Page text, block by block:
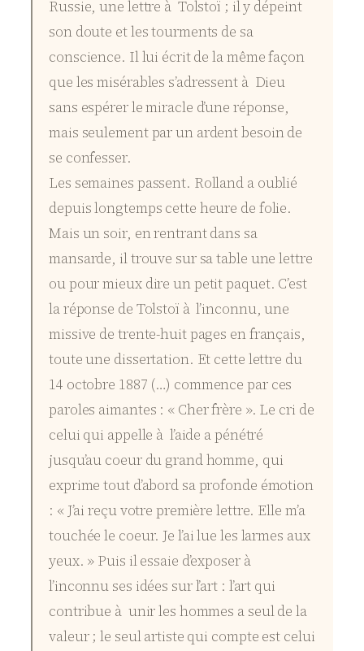
Russie, une lettre à Tolstoï ; il y dépeint
son doute et les tourments de sa
conscience. Il lui écrit de la même façon
que les misérables s’adressent à Dieu
sans espérer le miracle d’une réponse,
mais seulement par un ardent besoin de
se confesser.
Les semaines passent. Rolland a oublié
depuis longtemps cette heure de folie.
Mais un soir, en rentrant dans sa
mansarde, il trouve sur sa table une lettre
ou pour mieux dire un petit paquet. C’est
la réponse de Tolstoï à l’inconnu, une
missive de trente-huit pages en français,
toute une dissertation. Et cette lettre du
14 octobre 1887 (…) commence par ces
paroles aimantes : « Cher frère ». Le cri de
celui qui appelle à l’aide a pénétré
jusqu’au coeur du grand homme, qui
exprime tout d’abord sa profonde émotion
: « J’ai reçu votre première lettre. Elle m’a
touchée le coeur. Je l’ai lue les larmes aux
yeux. » Puis il essaie d’exposer à
l’inconnu ses idées sur l’art : l’art qui
contribue à unir les hommes a seul de la
valeur ; le seul artiste qui compte est celui